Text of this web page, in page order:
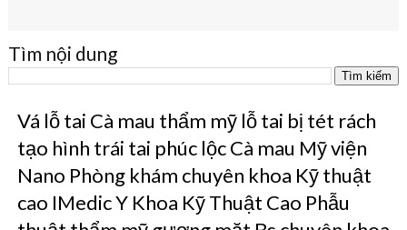
Tìm nội dung
Vá lỗ tai Cà mau thẩm mỹ lỗ tai bị tét rách
tạo hình trái tai phúc lộc Cà mau Mỹ viện
Nano Phòng khám chuyên khoa Kỹ thuật
cao IMedic Y Khoa Kỹ Thuật Cao Phẫu